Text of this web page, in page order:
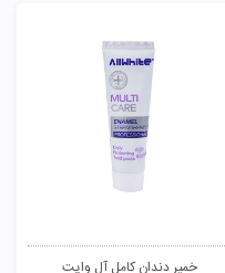
خمیر دندان کامل آل وایت